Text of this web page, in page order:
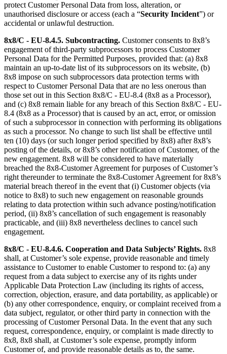
protect Customer Personal Data from loss, alteration, or
unauthorised disclosure or access (each a “Security Incident”) or
accidental or unlawful destruction.
8x8/C - EU-8.4.5. Subcontracting. Customer consents to 8x8’s
engagement of third-party subprocessors to process Customer
Personal Data for the Permitted Purposes, provided that: (a) 8x8
maintain an up-to-date list of its subprocessors on its website, (b)
8x8 impose on such subprocessors data protection terms with
respect to Customer Personal Data that are no less onerous than
those set out in this Section 8x8/C - EU-8.4 (8x8 as a Processor),
and (c) 8x8 remain liable for any breach of this Section 8x8/C - EU-
8.4 (8x8 as a Processor) that is caused by an act, error, or omission
of such a subprocessor in connection with performing its obligations
as such a processor. No change to such list shall be effective until
ten (10) days (or such longer period specified by 8x8) after 8x8’s
posting of the details, or 8x8’s other notification of Customer, of the
new engagement. 8x8 will be considered to have materially
breached the 8x8-Customer Agreement for purposes of Customer’s
right thereunder to terminate the 8x8-Customer Agreement for 8x8’s
material breach thereof in the event that (i) Customer objects (via
notice to 8x8) to such new engagement on reasonable grounds
relating to data protection within such advance posting/notification
period, (ii) 8x8’s cancellation of such engagement is reasonably
practicable, and (iii) 8x8 nevertheless declines to cancel such
engagement.
8x8/C - EU-8.4.6. Cooperation and Data Subjects’ Rights. 8x8
shall, at Customer’s sole expense, provide reasonable and timely
assistance to Customer to enable Customer to respond to: (a) any
request from a data subject to exercise any of its rights under
Applicable Data Protection Law (including its rights of access,
correction, objection, erasure, and data portability, as applicable) or
(b) any other correspondence, enquiry, or complaint received from a
data subject, regulator, or other third party in connection with the
processing of Customer Personal Data. In the event that any such
request, correspondence, enquiry, or complaint is made directly to
8x8, 8x8 shall, at Customer’s sole expense, promptly inform
Customer of, and provide reasonable details as to, the same.